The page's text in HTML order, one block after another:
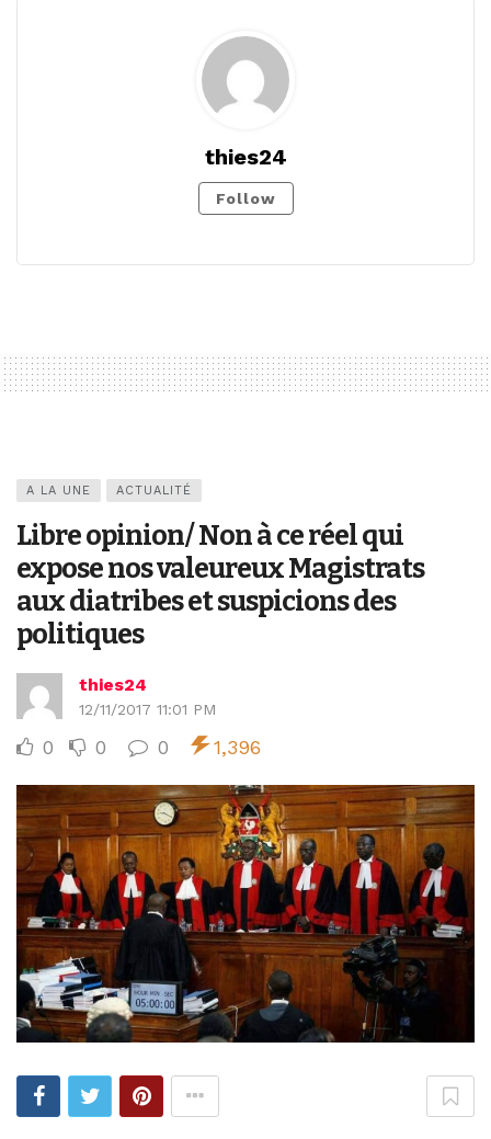
thies24
Follow
A LA UNE ACTUALITÉ
Libre opinion/ Non à ce réel qui
expose nos valeureux Magistrats
aux diatribes et suspicions des
politiques
thies24
12/11/2017 11:01 PM
0 0 0 1,396